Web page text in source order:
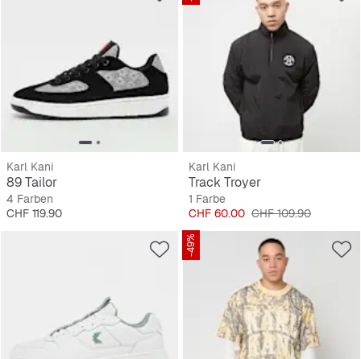
Karl Kani
89 Tailor
4 Farben
Preis
CHF 119.90
Karl Kani
Track Troyer
1 Farbe
Preis
CHF 60.00 Originalpreis
CHF 109.90
-49%